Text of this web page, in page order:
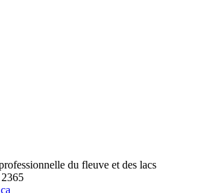
du fleuve et des lacs